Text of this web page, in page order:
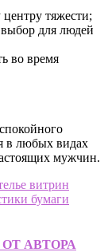
центру тяжести;
для людей
во время
в любых видах
мужчин.
витрин
бумаги
АВТОРА